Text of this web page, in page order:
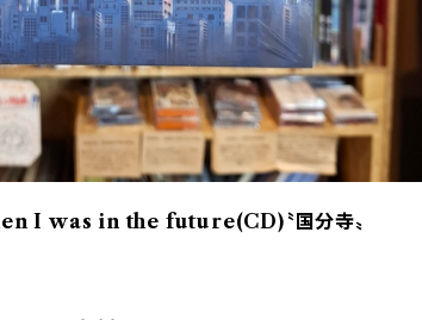
I was in the future(CD)〝国分寺〟